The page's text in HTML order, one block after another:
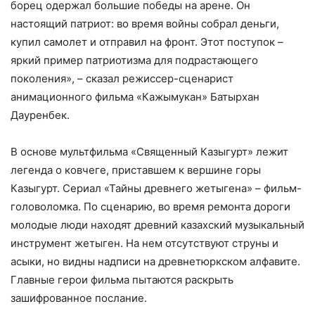
борец одержал большие победы на арене. Он
настоящий патриот: во время войны собрал деньги,
купил самолет и отправил на фронт. Этот поступок –
яркий пример патриотизма для подрастающего
поколения», – сказал режиссер-сценарист
анимационного фильма «Кажымукан» Батырхан
Дауренбек.
В основе мультфильма «Священный Казыгурт» лежит
легенда о ковчеге, приставшем к вершине горы
Казыгурт. Сериал «Тайны древнего жетыгена» – фильм-
головоломка. По сценарию, во время ремонта дороги
молодые люди находят древний казахский музыкальный
инструмент жетыген. На нем отсутствуют струны и
асыки, но видны надписи на древнетюркском алфавите.
Главные герои фильма пытаются раскрыть
зашифрованное послание.